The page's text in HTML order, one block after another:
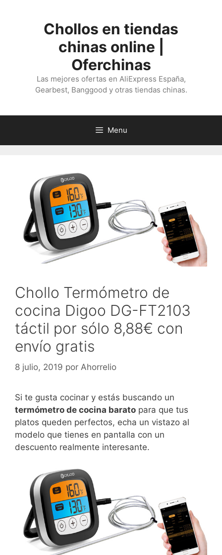
Chollos en tiendas
chinas online |
Oferchinas
Las mejores ofertas en AliExpress España,
Gearbest, Banggood y otras tiendas chinas.
Menu
Chollo Termómetro de
cocina Digoo DG-FT2103
táctil por sólo 8,88€ con
envío gratis
8 julio, 2019 por Ahorrelio
Si te gusta cocinar y estás buscando un
termómetro de cocina barato para que tus
platos queden perfectos, echa un vistazo al
modelo que tienes en pantalla con un
descuento realmente interesante.